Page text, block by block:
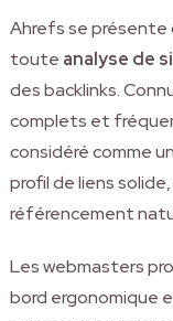
Ahrefs se présente
toute analyse de
des backlinks.
complets et
considéré comme
profil de liens
référencement
Les webmasters
bord ergonomique